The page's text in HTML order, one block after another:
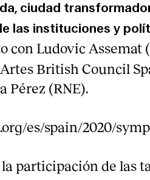
ciudad
las instituciones y
con Ludovic Assemat
British Council
Pérez (RNE).
es/spain/2020/
participación de las